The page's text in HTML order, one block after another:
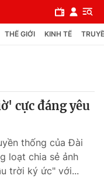
THẾ GIỚI KINH TẾ
cực đáng yêu
thống của Đài
loạt chia sẻ ảnh
trời ký ức" với...